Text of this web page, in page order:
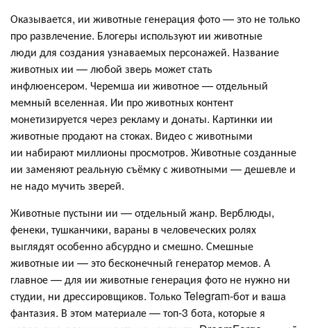
Оказывается, ии животные генерация фото — это не только
про развлечение. Блогеры используют ии животные
люди для создания узнаваемых персонажей. Название
животных ии — любой зверь может стать
инфлюенсером. Черемша ии животное — отдельный
мемный вселенная. Ии про животных контент
монетизируется через рекламу и донаты. Картинки ии
животные продают на стоках. Видео с животными
ии набирают миллионы просмотров. Животные созданные
ии заменяют реальную съёмку с животными — дешевле и
не надо мучить зверей.
Животные пустыни ии — отдельный жанр. Верблюды,
фенеки, тушканчики, вараны в человеческих ролях
выглядят особенно абсурдно и смешно. Смешные
животные ии — это бесконечный генератор мемов. А
главное — для ии животные генерация фото не нужно ни
студии, ни дрессировщиков. Только Telegram-бот и ваша
фантазия. В этом материале — топ-3 бота, которые я